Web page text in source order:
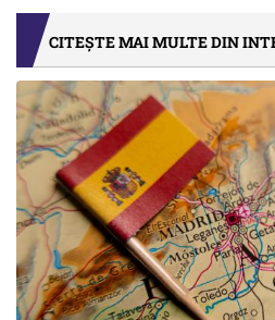
CITEȘTE MAI MULTE DIN